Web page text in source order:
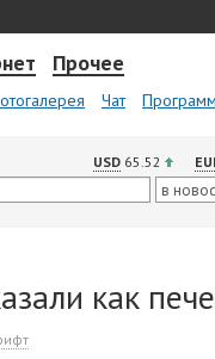
Прочее
Чат
USD 65.52
как